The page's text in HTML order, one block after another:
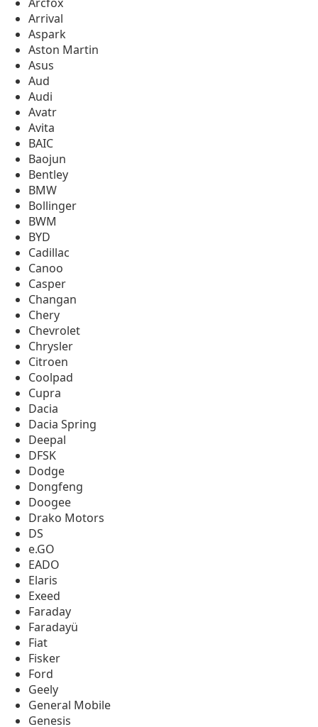
Arrival
Aspark
Aston Martin
Asus
Aud
Audi
Avatr
Avita
BAIC
Baojun
Bentley
BMW
Bollinger
BWM
BYD
Cadillac
Canoo
Casper
Changan
Chery
Chevrolet
Chrysler
Citroen
Coolpad
Cupra
Dacia
Dacia Spring
Deepal
DFSK
Dodge
Dongfeng
Doogee
Drako Motors
DS
e.GO
EADO
Elaris
Exeed
Faraday
Faradayü
Fiat
Fisker
Ford
Geely
General Mobile
Genesis